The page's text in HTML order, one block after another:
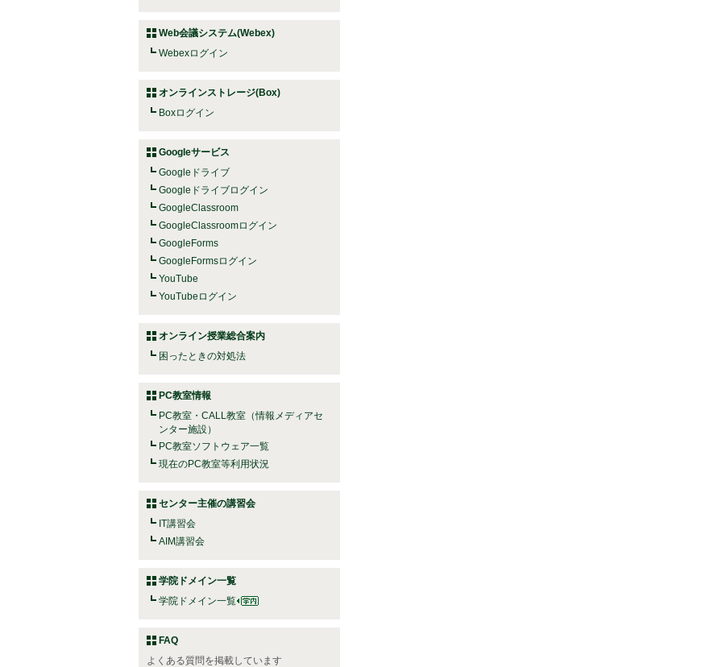
Web会議システム(Webex)
Webexログイン
オンラインストレージ(Box)
Boxログイン
Googleサービス
Googleドライブ
Googleドライブログイン
GoogleClassroom
GoogleClassroomログイン
GoogleForms
GoogleFormsログイン
YouTube
YouTubeログイン
オンライン授業総合案内
困ったときの対処法
PC教室情報
PC教室・CALL教室（情報メディアセ
ンター施設）
PC教室ソフトウェア一覧
現在のPC教室等利用状況
センター主催の講習会
IT講習会
AIM講習会
学院ドメイン一覧
学院ドメイン一覧
FAQ
よくある質問を掲載しています